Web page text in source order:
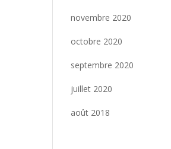
novembre 2020
octobre 2020
septembre 2020
juillet 2020
août 2018